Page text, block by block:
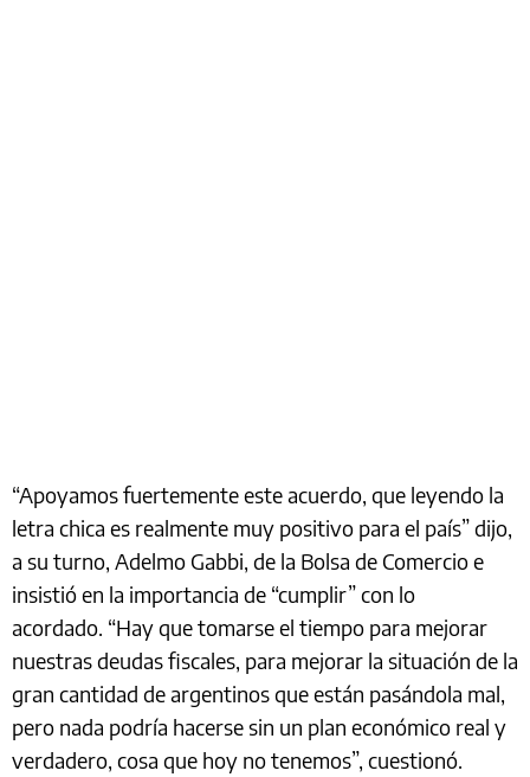
“Apoyamos fuertemente este acuerdo, que leyendo la
letra chica es realmente muy positivo para el país” dijo,
a su turno, Adelmo Gabbi, de la Bolsa de Comercio e
insistió en la importancia de “cumplir” con lo
acordado. “Hay que tomarse el tiempo para mejorar
nuestras deudas fiscales, para mejorar la situación de la
gran cantidad de argentinos que están pasándola mal,
pero nada podría hacerse sin un plan económico real y
verdadero, cosa que hoy no tenemos”, cuestionó.